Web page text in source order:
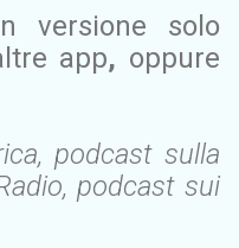
versione solo
app, oppure
podcast sulla
podcast sui